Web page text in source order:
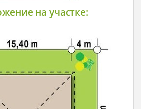
на участке: